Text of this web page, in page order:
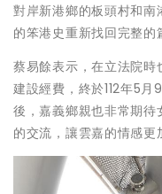
對岸新港鄉的板頭村和
的笨港史重新找回完整的
蔡易餘表示，在立法院
建設經費，終於112年5
後，嘉義鄉親也非常期
的交流，讓雲嘉的情感更